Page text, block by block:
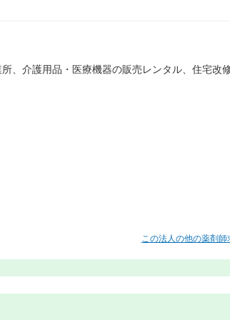
、介護用品・医療機器の販売レンタル、住宅改
この法人の他の薬剤師